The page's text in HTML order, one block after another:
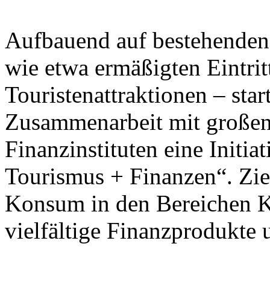
Aufbauend auf
wie etwa ermäßigten
Touristenattraktionen –
Zusammenarbeit mit
Finanzinstituten eine
Tourismus + Finanzen“.
Konsum in den Bereichen
vielfältige Finanzprodukte